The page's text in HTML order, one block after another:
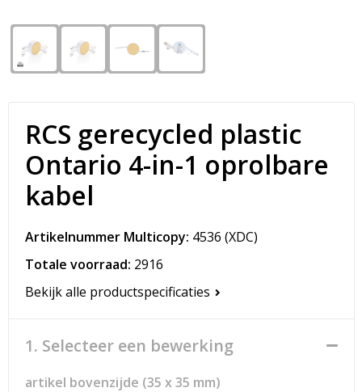
Spellen voor binnen en buiten
Veiligheid, Auto en Fiets
Vrije tijd en Strand
Opvouwbare tassen
Promotietassen
Reistassen
Rugzakken
Schoenentassen
Schoudertassen
RCS gerecycled plastic
Ontario 4-in-1 oprolbare
kabel
Artikelnummer Multicopy: 4536 (XDC)
Totale voorraad: 2916
Bekijk alle productspecificaties
1. Selecteer een bewerking
artikel bovenzijde (35 x 35 mm)